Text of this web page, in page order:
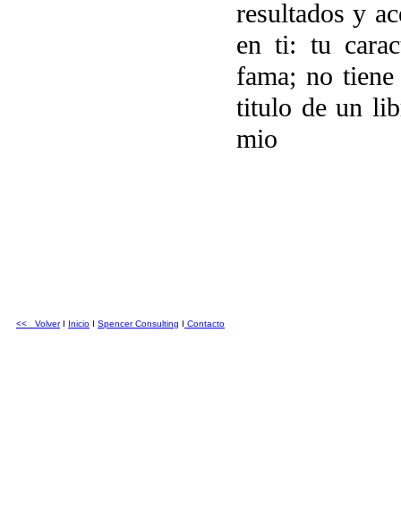
resultados y
en ti: tu
fama; no
titulo de un
mio
<< VolverI Inicio I Spencer Consulting I Contacto